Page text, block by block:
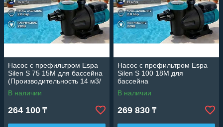
Насос c префильтром Espa
Silen S 75 15M для бассейна
(Производительность 14 м3/
ч, мощность: 1,10 кВт,
подключение 220В)
В наличии
264 100 ₸
Насос c префильтром Espa
Silen S 100 18M для
бассейна
(Производительность 17 м3/
ч, мощность: 1,20 кВт,
В наличии
269 830 ₸